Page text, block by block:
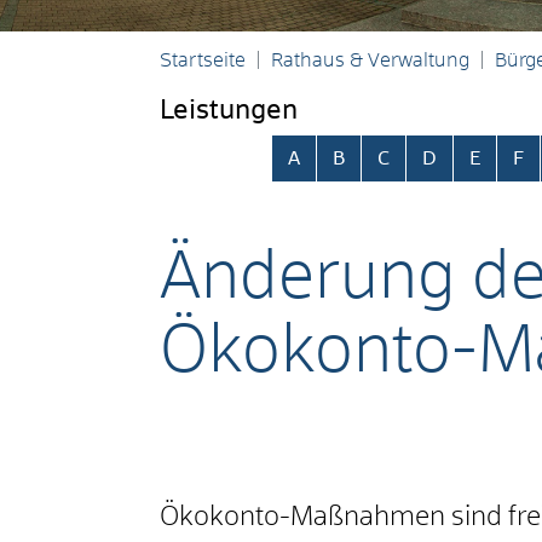
Startseite Rathaus & Verwaltung
Leistungen
Alphabetisches Register
A B C D E F
Änderung
Ökokonto-
Ökokonto-Maßnahmen sind